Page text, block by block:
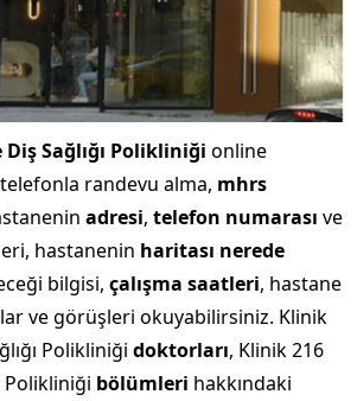
Diş Sağlığı Polikliniği online
randevu alma, mhrs
adresi, telefon numarası ve
hastanenin haritası nerede
bilgisi, çalışma saatleri, hastane
ve görüşleri okuyabilirsiniz. Klinik
Polikliniği doktorları, Klinik 216
Polikliniği bölümleri hakkındaki